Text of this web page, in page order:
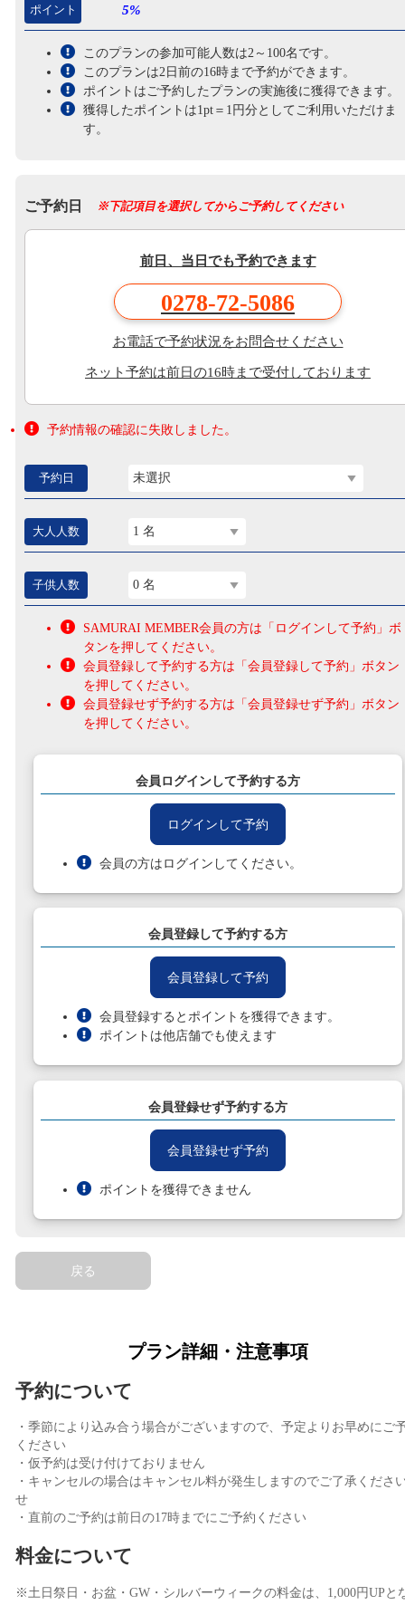
ポイント 5%
このプランの参加可能人数は2～100名です。
このプランは2日前の16時まで予約ができます。
ポイントはご予約したプランの実施後に獲得できます。
獲得したポイントは1pt＝1円分としてご利用いただけま
す。
ご予約日 ※下記項目を選択してからご予約してください
前日、当日でも予約できます
0278-72-5086
お電話で予約状況をお問合せください
ネット予約は前日の16時まで受付しております
予約情報の確認に失敗しました。
予約日 未選択
大人人数 1 名
子供人数 0 名
SAMURAI MEMBER会員の方は「ログインして予約」ボ
タンを押してください。
会員登録して予約する方は「会員登録して予約」ボタン
を押してください。
会員登録せず予約する方は「会員登録せず予約」ボタン
を押してください。
会員ログインして予約する方
ログインして予約
会員の方はログインしてください。
会員登録して予約する方
会員登録して予約
会員登録するとポイントを獲得できます。
ポイントは他店舗でも使えます
会員登録せず予約する方
会員登録せず予約
ポイントを獲得できません
戻る
プラン詳細・注意事項
予約について
・季節により込み合う場合がございますので、予定よりお早めにご
ください
・仮予約は受け付けておりません
・キャンセルの場合はキャンセル料が発生しますのでご了承くださ
せ
・直前のご予約は前日の17時までにご予約ください
料金について
※土日祭日・お盆・GW・シルバーウィークの料金は、1,000円UPと